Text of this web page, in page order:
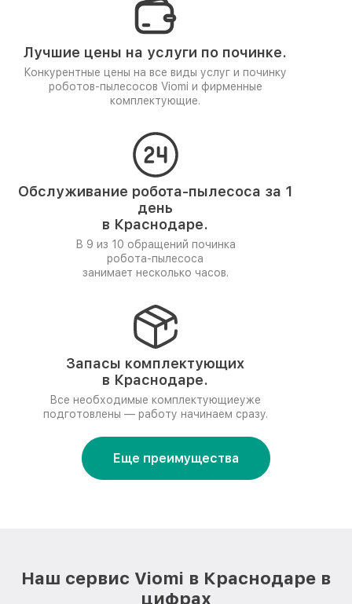
Лучшие цены на услуги по починке.
Конкурентные цены на все виды услуг и починку
роботов-пылесосов Viomi и фирменные
комплектующие.
Обслуживание робота-пылесоса за 1
день
в Краснодаре.
В 9 из 10 обращений починка
робота-пылесоса
занимает несколько часов.
Запасы комплектующих
в Краснодаре.
Все необходимые комплектующиеуже
подготовлены — работу начинаем сразу.
Еще преимущества
Наш сервис Viomi в Краснодаре в
цифрах